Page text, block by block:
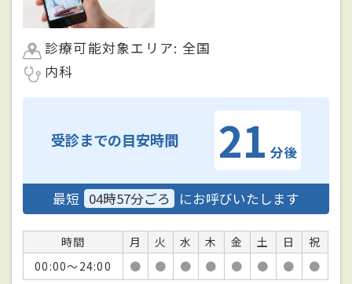
診療可能対象エリア: 全国
内科
受診までの目安時間 21 分後
最短 04時57分ごろ にお呼びいたします
時間 月 火 水 木 金 土 日
祝
00:00〜24:00
● ● ● ● ● ● ●
●